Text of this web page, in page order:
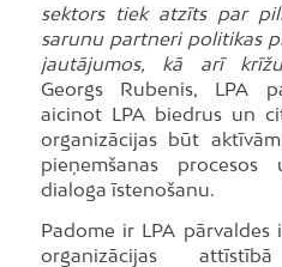
sektors tiek atzīts par
sarunu partneri politikas
jautājumos, kā arī krīžu
Georgs Rubenis, LPA
aicinot LPA biedrus un
organizācijas būt
pieņemšanas
dialoga īstenošanu.
Padome ir LPA
organizācijas